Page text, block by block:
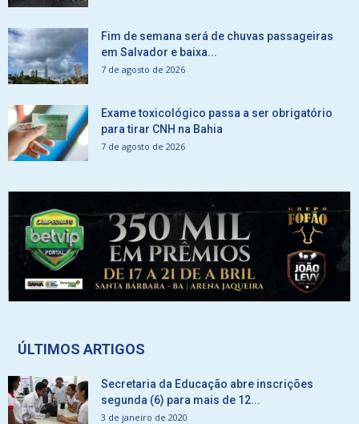
Fim de semana será de chuvas passageiras
em Salvador e baixa...
7 de agosto de 2026
Exame toxicológico passa a ser obrigatório
para tirar CNH na Bahia
7 de agosto de 2026
ÚLTIMOS ARTIGOS
Secretaria da Educação abre inscrições
segunda (6) para mais de 12...
3 de janeiro de 2020